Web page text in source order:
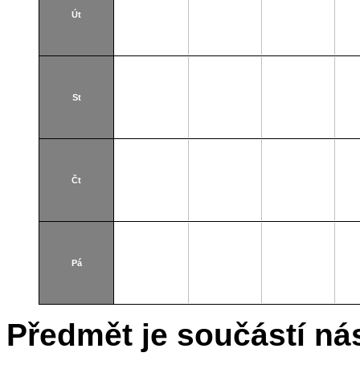
Út
St
Čt
Pá
Předmět je součástí